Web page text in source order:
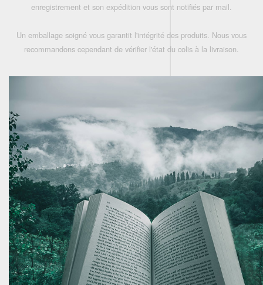
enregistrement et son expédition vous sont notifiés par mail.
Un emballage soigné vous garantit l'intégrité des produits. Nous vous
recommandons cependant de vérifier l'état du colis à la livraison.